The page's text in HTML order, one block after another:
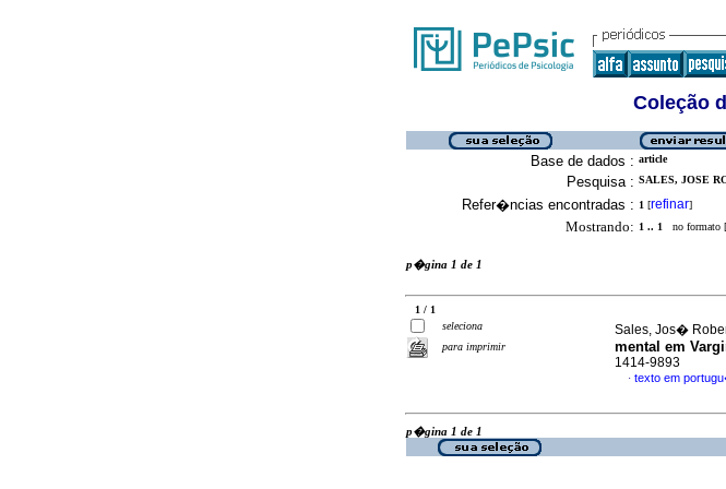
Coleção
Base de dados : article
Pesquisa : SALES, JOSE
Refer�ncias encontradas : 1 [refinar]
Mostrando: 1 .. 1 no formato [
p�gina 1 de 1
1 / 1
seleciona
para imprimir
Sales, Jos�
mental em
1414-9893
· texto em
p�gina 1 de 1